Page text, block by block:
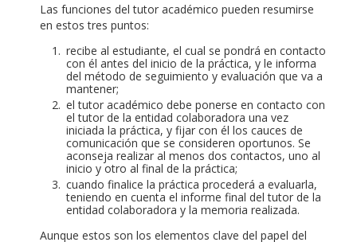
Las funciones del tutor académico pueden resumirse
en estos tres puntos:
recibe al estudiante, el cual se pondrá en contacto
con él antes del inicio de la práctica, y le informa
del método de seguimiento y evaluación que va a
mantener;
el tutor académico debe ponerse en contacto con
el tutor de la entidad colaboradora una vez
iniciada la práctica, y fijar con él los cauces de
comunicación que se consideren oportunos. Se
aconseja realizar al menos dos contactos, uno al
inicio y otro al final de la práctica;
cuando finalice la práctica procederá a evaluarla,
teniendo en cuenta el informe final del tutor de la
entidad colaboradora y la memoria realizada.
Aunque estos son los elementos clave del papel del